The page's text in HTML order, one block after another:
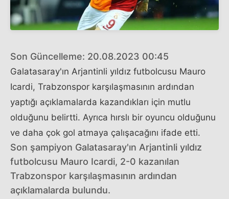
Son Güncelleme: 20.08.2023 00:45
Galatasaray'ın Arjantinli yıldız futbolcusu Mauro
Icardi, Trabzonspor karşılaşmasının ardından
yaptığı açıklamalarda kazandıkları için mutlu
olduğunu belirtti. Ayrıca hırslı bir oyuncu olduğunu
ve daha çok gol atmaya çalışacağını ifade etti.
Son şampiyon Galatasaray'ın Arjantinli yıldız
futbolcusu Mauro Icardi, 2-0 kazanılan
Trabzonspor karşılaşmasının ardından
açıklamalarda bulundu.